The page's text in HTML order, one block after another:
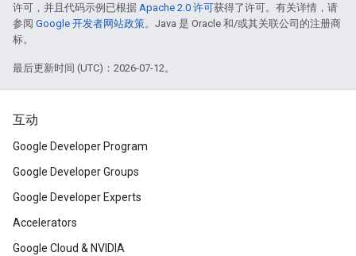
许可，并且代码示例已根据 Apache 2.0 许可获得了许可。有关详情，请
参阅 Google 开发者网站政策。Java 是 Oracle 和/或其关联公司的注册商
标。
最后更新时间 (UTC)：2026-07-12。
互动
Google Developer Program
Google Developer Groups
Google Developer Experts
Accelerators
Google Cloud & NVIDIA